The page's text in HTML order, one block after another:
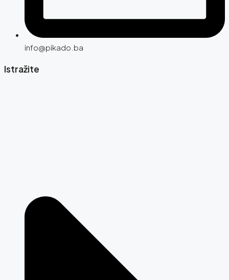
info@pikado.ba
Istražite